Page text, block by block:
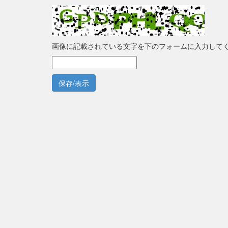
画像に記載されている文字を下のフォームに入力して
保存/表示